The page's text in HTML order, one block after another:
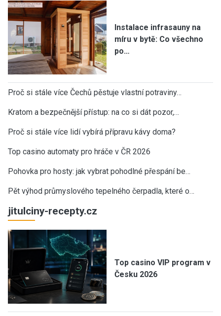
Instalace infrasauny na
míru v bytě: Co všechno
po…
Proč si stále více Čechů pěstuje vlastní potraviny…
Kratom a bezpečnější přístup: na co si dát pozor,…
Proč si stále více lidí vybírá přípravu kávy doma?
Top casino automaty pro hráče v ČR 2026
Pohovka pro hosty: jak vybrat pohodlné přespání be…
Pět výhod průmyslového tepelného čerpadla, které o…
jitulciny-recepty.cz
Top casino VIP program v
Česku 2026